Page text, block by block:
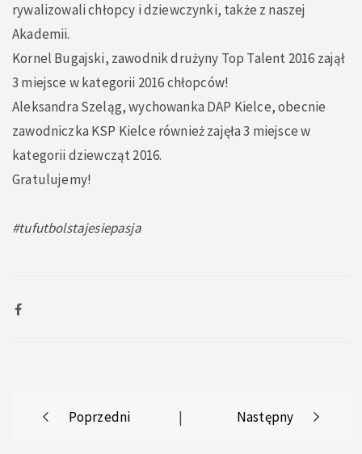
rywalizowali chłopcy i dziewczynki, także z naszej
Akademii.
Kornel Bugajski, zawodnik drużyny Top Talent 2016 zajął
3 miejsce w kategorii 2016 chłopców!
Aleksandra Szeląg, wychowanka DAP Kielce, obecnie
zawodniczka KSP Kielce również zajęła 3 miejsce w
kategorii dziewcząt 2016.
Gratulujemy!
#tufutbolstajesiepasja
PostPoprzedni | Następny